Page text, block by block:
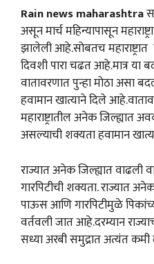
Rain news maharashtra
असून मार्च महिन्यापासून
झालेली आहे.सोबतच
दिवशी पारा चढत आहे.मात्र या
वातावरणात पुन्हा मोठा असा
हवामान खात्याने दिले
महाराष्ट्रातील अनेक
असल्याची शक्यता हवामान
राज्यात अनेक जिल्ह्यात
गारपिटीची शक्यता. राज्यात
पाऊस आणि गारपिटीमुळे
वर्तवली जात आहे.दरम्यान
सध्या अरबी समुद्रात अत्यंत